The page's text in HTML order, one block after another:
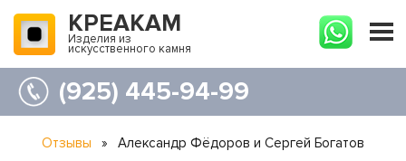
КРЕАКАМ
Изделия из
искусственного камня
(925) 445-94-99
Отзывы » Александр Фёдоров и Сергей Богатов